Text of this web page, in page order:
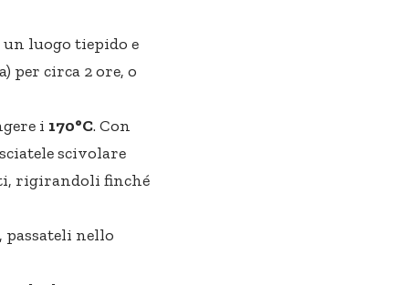
luogo tiepido e
per circa 2 ore, o
i 170°C. Con
scivolare
rigirandoli finché
passateli nello